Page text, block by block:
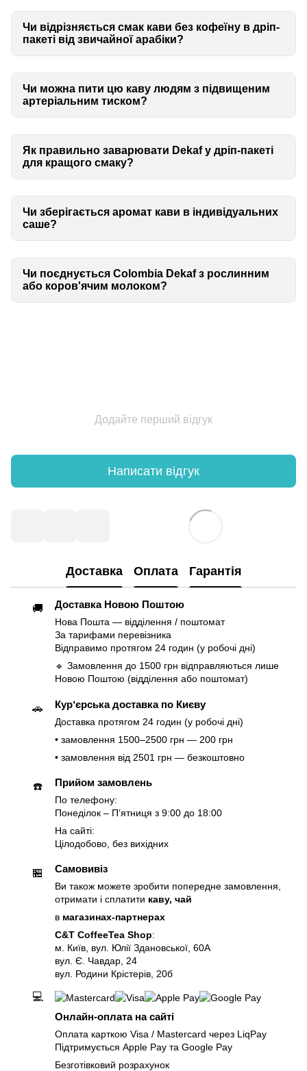
Чи відрізняється смак кави без кофеїну в дріп-
пакеті від звичайної арабіки?
Чи можна пити цю каву людям з підвищеним
артеріальним тиском?
Як правильно заварювати Dekaf у дріп-пакеті
для кращого смаку?
Чи зберігається аромат кави в індивідуальних
саше?
Чи поєднується Colombia Dekaf з рослинним
або коров'ячим молоком?
Додайте перший відгук
Написати відгук
Доставка Оплата Гарантія
🚚 Доставка Новою Поштою
Нова Пошта — відділення / поштомат
За тарифами перевізника
Відправимо протягом 24 годин (у робочі дні)
🔹 Замовлення до 1500 грн відправляються лише
Новою Поштою (відділення або поштомат)
🚗 Курʼєрська доставка по Києву
Доставка протягом 24 годин (у робочі дні)
• замовлення 1500–2500 грн — 200 грн
• замовлення від 2501 грн — безкоштовно
☎️ Прийом замовлень
По телефону:
Понеділок – Пʼятниця з 9:00 до 18:00
На сайті:
Цілодобово, без вихідних
🏪 Самовивіз
Ви також можете зробити попередне замовлення,
отримати і сплатити каву, чай
в магазинах-партнерах
C&T CoffeeTea Shop:
м. Київ, вул. Юлії Здановської, 60А
вул. Є. Чавдар, 24
вул. Родини Крістерів, 20б
💻
Онлайн-оплата на сайті
Оплата карткою Visa / Mastercard через LiqPay
Підтримується Apple Pay та Google Pay
Безготівковий розрахунок